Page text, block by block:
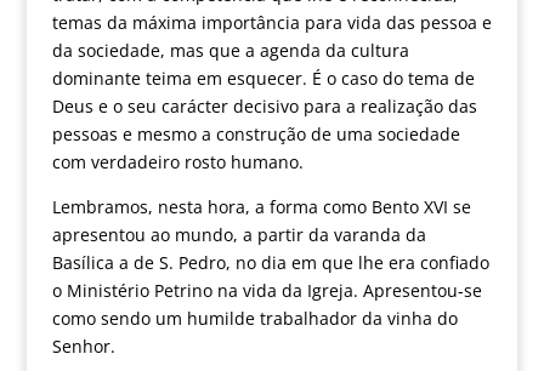
temas da máxima importância para vida das pessoa e
da sociedade, mas que a agenda da cultura
dominante teima em esquecer. É o caso do tema de
Deus e o seu carácter decisivo para a realização das
pessoas e mesmo a construção de uma sociedade
com verdadeiro rosto humano.
Lembramos, nesta hora, a forma como Bento XVI se
apresentou ao mundo, a partir da varanda da
Basílica a de S. Pedro, no dia em que lhe era confiado
o Ministério Petrino na vida da Igreja. Apresentou-se
como sendo um humilde trabalhador da vinha do
Senhor.